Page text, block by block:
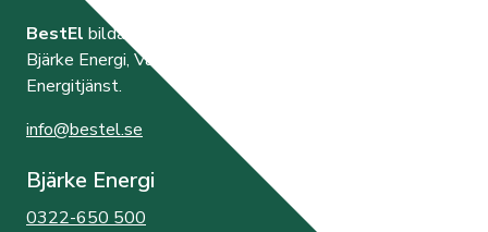
BestEl bildades år 2000 av de tre elnätsföretagen
Bjärke Energi, Vara Energi samt Västra Orusts
Energitjänst.
info@bestel.se
Bjärke Energi
0322-650 500